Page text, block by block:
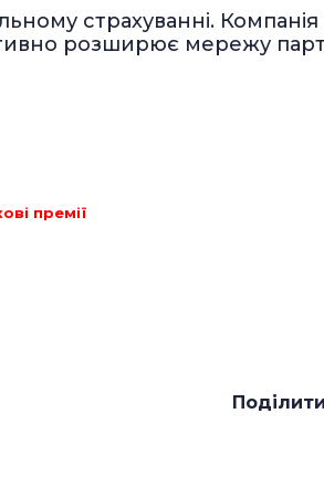
страхуванні.
розширює мережу
премії